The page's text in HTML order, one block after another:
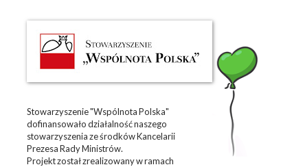
Stowarzyszenie "Wspólnota Polska"
dofinansowało działalność naszego
stowarzyszenia ze środków Kancelarii
Prezesa Rady Ministrów.
Projekt został zrealizowany w ramach